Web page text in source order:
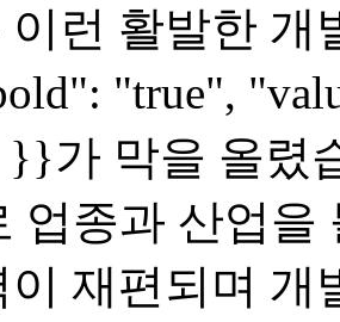
이런 활발한
"true",
가 막을 올렸
업종과 산업
이 재편되며 개